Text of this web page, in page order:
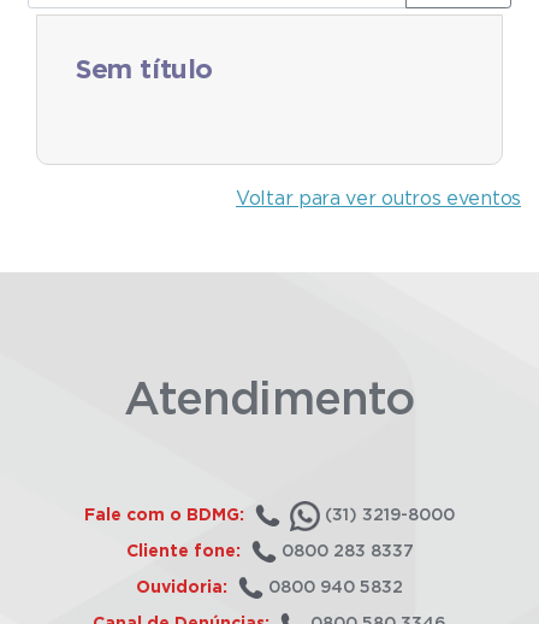
Sem título
Voltar para ver outros eventos
Atendimento
Fale com o BDMG: (31) 3219-8000
Cliente fone: 0800 283 8337
Ouvidoria: 0800 940 5832